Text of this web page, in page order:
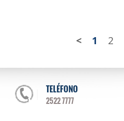
< 1 2
TELÉFONO
2522 7777